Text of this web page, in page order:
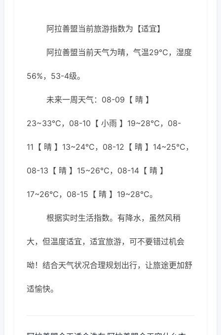
阿拉善盟当前旅游指数为【适宜】
阿拉善盟当前天气为晴，气温29℃，湿度
56%，53-4级。
未来一周天气：08-09【 晴 】
23~33℃，08-10【 小雨 】19~28℃，08-
11【 晴 】13~24℃，08-12【 晴 】14~25℃，
08-13【 晴 】15~26℃，08-14【 晴 】
17~26℃，08-15【 晴 】19~28℃。
根据实时生活指数。有降水，虽然风稍
大，但温度适宜，适宜旅游，可不要错过机会
呦！结合天气状况合理规划出行，让旅途更加舒
适愉快。